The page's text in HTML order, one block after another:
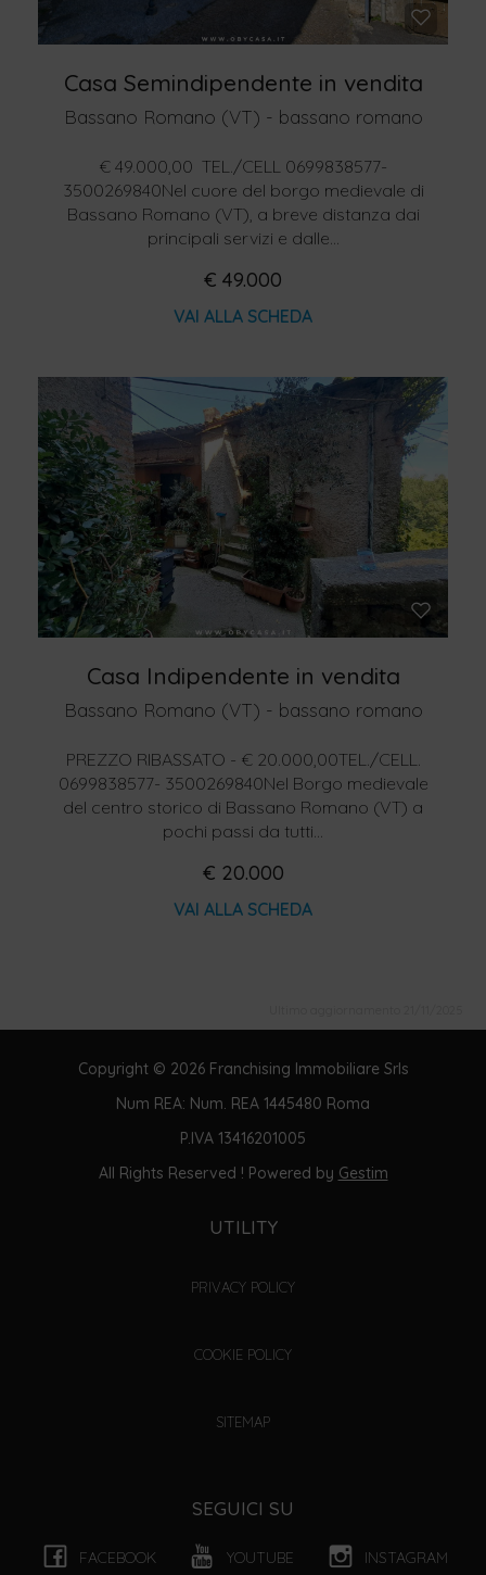
Casa Semindipendente in vendita
Bassano Romano (VT) - bassano romano
€ 49.000,00  TEL./CELL 0699838577-
3500269840Nel cuore del borgo medievale di
Bassano Romano (VT), a breve distanza dai
principali servizi e dalle...
€ 49.000
VAI ALLA SCHEDA
Casa Indipendente in vendita
Bassano Romano (VT) - bassano romano
PREZZO RIBASSATO - € 20.000,00TEL./CELL.
0699838577- 3500269840Nel Borgo medievale
del centro storico di Bassano Romano (VT) a
pochi passi da tutti...
€ 20.000
VAI ALLA SCHEDA
Copyright © 2026 Franchising Immobiliare Srls
Num REA: Num. REA 1445480 Roma
P.IVA 13416201005
All Rights Reserved ! Powered by Gestim
UTILITY
PRIVACY POLICY
COOKIE POLICY
SITEMAP
SEGUICI SU
FACEBOOK YOUTUBE INSTAGRAM